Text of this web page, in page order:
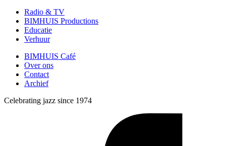
Radio & TV
BIMHUIS Productions
Educatie
Verhuur
BIMHUIS Café
Over ons
Contact
Archief
Celebrating jazz since 1974